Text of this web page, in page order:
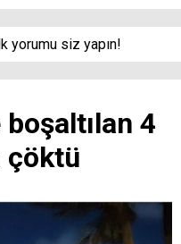
yorumu siz yapın!
4
çöktü